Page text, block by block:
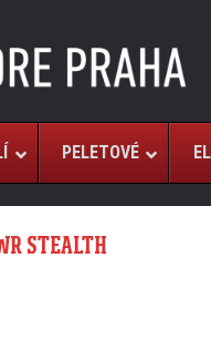
PELETOVÉ
STEALTH